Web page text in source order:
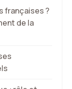
françaises ?
de la